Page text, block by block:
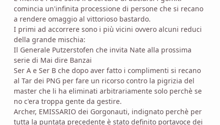
comincia un'infinita processione di persone che si recano
a rendere omaggio al vittorioso bastardo.
I primi ad accorrere sono i più vicini ovvero alcuni reduci
della grande mischia:
Il Generale Putzerstofen che invita Nate alla prossima
serie di Mai dire Banzai
Ser A e Ser B che dopo aver fatto i complimenti si recano
al Tar dei PNG per fare un ricorso contro la pigrizia del
master che li ha eliminati arbitrariamente solo perchè se
no c'era troppa gente da gestire.
Archer, EMISSARIO dei Gorgonauti, indignato perchè per
tutta la puntata precedente è stato definito portavoce dei